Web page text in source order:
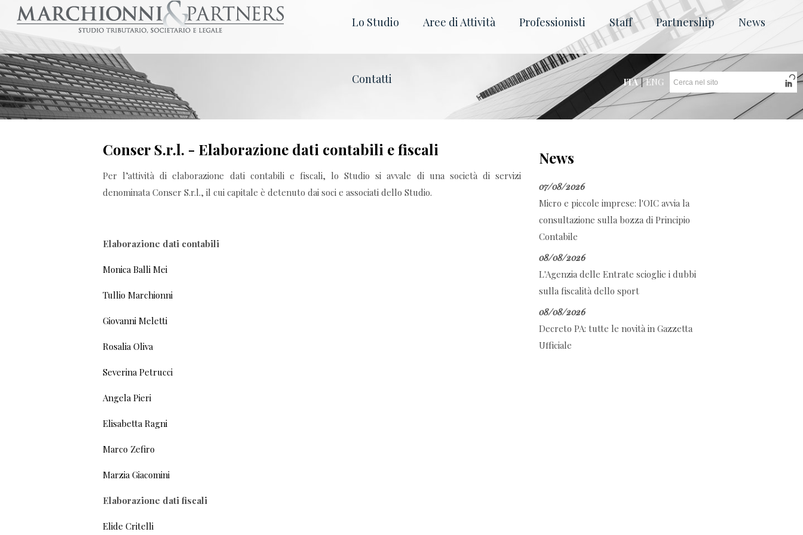
ITA|ENG
Lo Studio Aree di Attività Professionisti Staff Partnership News
Contatti
Conser S.r.l. - Elaborazione dati contabili e fiscali
Per l’attività di elaborazione dati contabili e fiscali, lo Studio si avvale di una società di servizi
denominata Conser S.r.l., il cui capitale è detenuto dai soci e associati dello Studio.
Elaborazione dati contabili
Monica Balli Mei
Tullio Marchionni
Giovanni Meletti
Rosalia Oliva
Severina Petrucci
Angela Pieri
Elisabetta Ragni
Marco Zefiro
Marzia Giacomini
Elaborazione dati fiscali
Elide Critelli
News
07/08/2026
Micro e piccole imprese: l'OIC avvia la
consultazione sulla bozza di Principio
Contabile
08/08/2026
L'Agenzia delle Entrate scioglie i dubbi
sulla fiscalità dello sport
08/08/2026
Decreto PA: tutte le novità in Gazzetta
Ufficiale